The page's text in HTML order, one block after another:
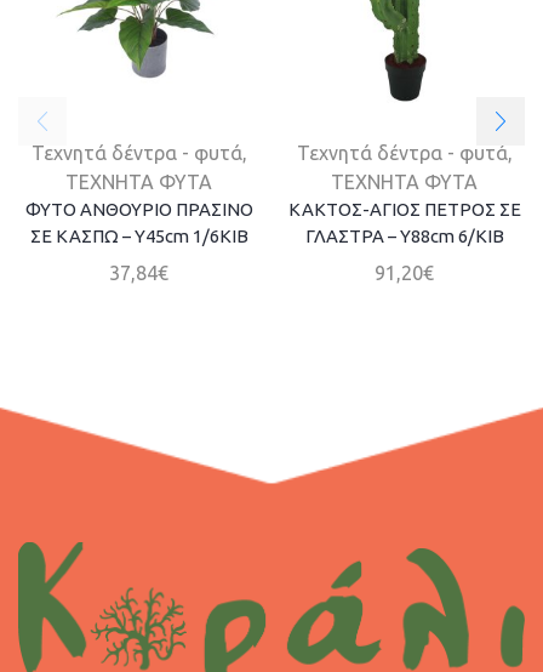
Τεχνητά δέντρα - φυτά,
ΤΕΧΝΗΤΑ ΦΥΤΑ
ΦΥΤΟ ΑΝΘΟΥΡΙΟ ΠΡΑΣΙΝΟ
ΣΕ ΚΑΣΠΩ – Y45cm 1/6KIB
37,84€
Τεχνητά δέντρα - φυτά,
ΤΕΧΝΗΤΑ ΦΥΤΑ
ΚΑΚΤΟΣ-ΑΓΙΟΣ ΠΕΤΡΟΣ ΣΕ
ΓΛΑΣΤΡΑ – Υ88cm 6/ΚΙΒ
91,20€